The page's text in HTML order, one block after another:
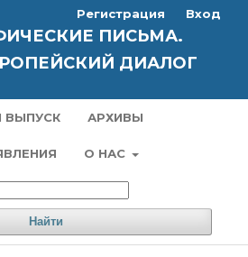
ПИСЬМА.
ДИАЛОГ
ВЫПУСК АРХИВЫ
О НАС
Найти
Регистрация Вход